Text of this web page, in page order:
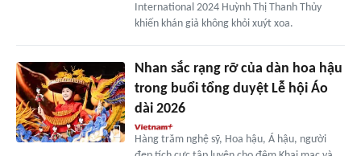
International 2024 Huỳnh Thị Thanh Thủy
khiến khán giả không khỏi xuýt xoa.
Nhan sắc rạng rỡ của dàn hoa hậu
trong buổi tổng duyệt Lễ hội Áo
dài 2026
Hàng trăm nghệ sỹ, Hoa hậu, Á hậu, người